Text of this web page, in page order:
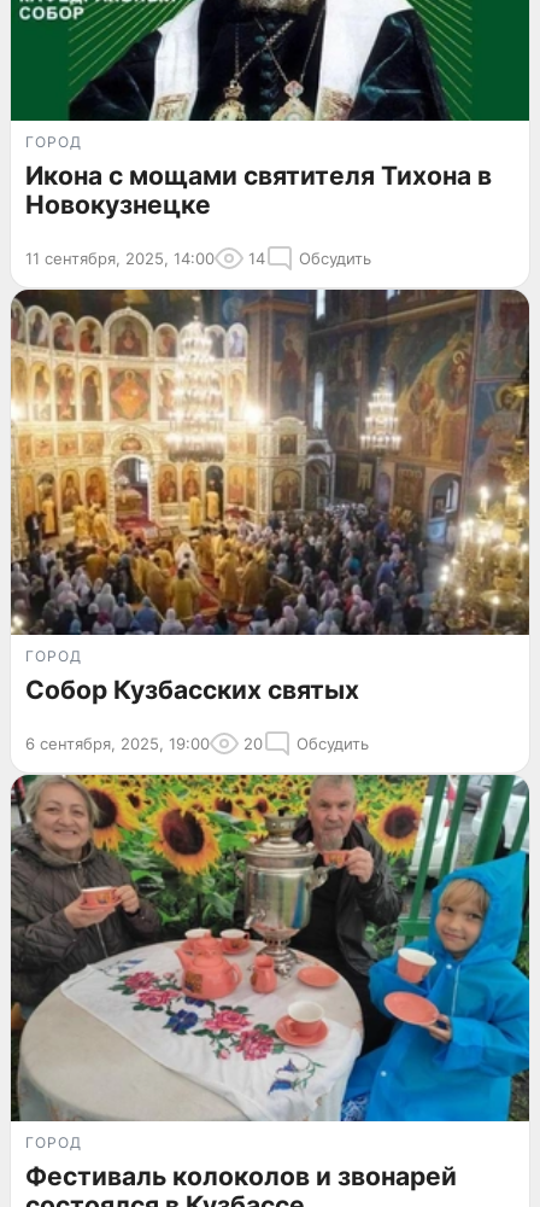
ГОРОД
Икона с мощами святителя Тихона в
Новокузнецке
11 сентября, 2025, 14:00 14 Обсудить
ГОРОД
Собор Кузбасских святых
6 сентября, 2025, 19:00 20 Обсудить
ГОРОД
Фестиваль колоколов и звонарей